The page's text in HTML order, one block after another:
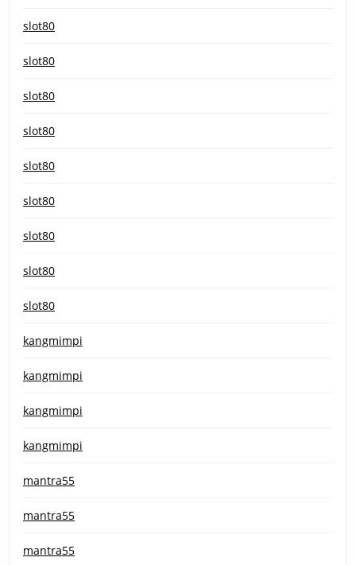
slot80
slot80
slot80
slot80
slot80
slot80
slot80
slot80
slot80
kangmimpi
kangmimpi
kangmimpi
kangmimpi
mantra55
mantra55
mantra55